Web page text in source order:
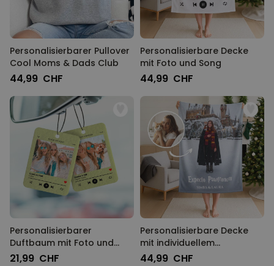
Personalisierbarer Pullover
Cool Moms & Dads Club
44,99 CHF
Personalisierbare Decke
mit Foto und Song
44,99 CHF
Personalisierbarer
Duftbaum mit Foto und
Song
21,99 CHF
Personalisierbare Decke
mit individuellem
Zauberdesign
44,99 CHF